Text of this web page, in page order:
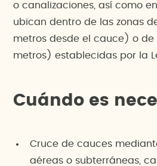
o canalizaciones, así como
ubican dentro de las zonas
metros desde el cauce) o
metros) establecidas por la
Cuándo es
Cruce de cauces
aéreas o subterráneas,